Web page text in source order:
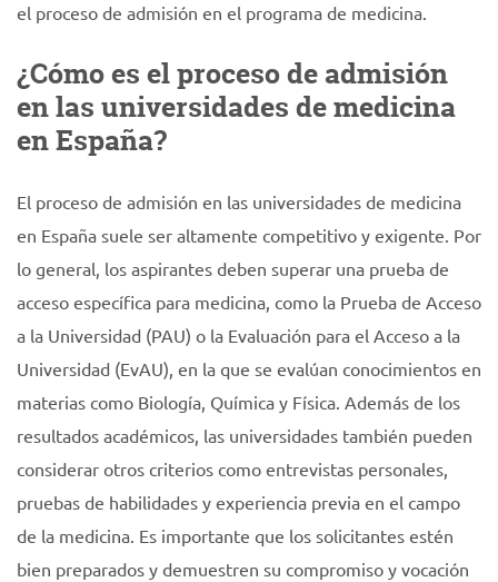
el proceso de admisión en el programa de medicina.
¿Cómo es el proceso de admisión
en las universidades de medicina
en España?
El proceso de admisión en las universidades de medicina
en España suele ser altamente competitivo y exigente. Por
lo general, los aspirantes deben superar una prueba de
acceso específica para medicina, como la Prueba de Acceso
a la Universidad (PAU) o la Evaluación para el Acceso a la
Universidad (EvAU), en la que se evalúan conocimientos en
materias como Biología, Química y Física. Además de los
resultados académicos, las universidades también pueden
considerar otros criterios como entrevistas personales,
pruebas de habilidades y experiencia previa en el campo
de la medicina. Es importante que los solicitantes estén
bien preparados y demuestren su compromiso y vocación